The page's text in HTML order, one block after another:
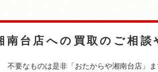
南台店への 買取のご相談
不要なものは是非「おたからや湘南台店」ま